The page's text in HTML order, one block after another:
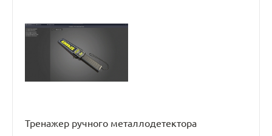
Тренажер ручного металлодетектора